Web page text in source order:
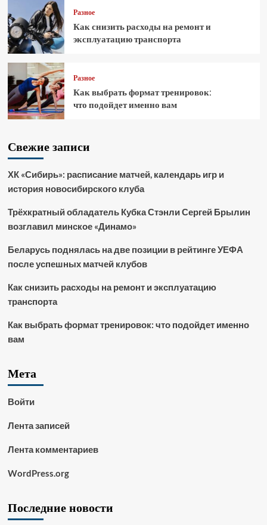
Разное
Как снизить расходы на ремонт и
эксплуатацию транспорта
Разное
Как выбрать формат тренировок:
что подойдет именно вам
Свежие записи
ХК «Сибирь»: расписание матчей, календарь игр и
история новосибирского клуба
Трёхкратный обладатель Кубка Стэнли Сергей Брылин
возглавил минское «Динамо»
Беларусь поднялась на две позиции в рейтинге УЕФА
после успешных матчей клубов
Как снизить расходы на ремонт и эксплуатацию
транспорта
Как выбрать формат тренировок: что подойдет именно
вам
Мета
Войти
Лента записей
Лента комментариев
WordPress.org
Последние новости